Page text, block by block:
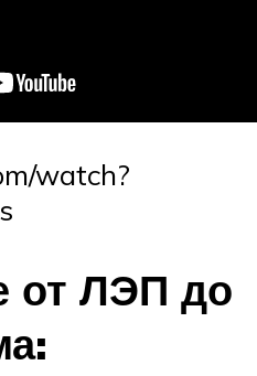
watch?
от ЛЭП до